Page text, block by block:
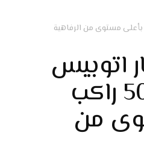
اتوبيس
مرسيدس 50 راكب
من